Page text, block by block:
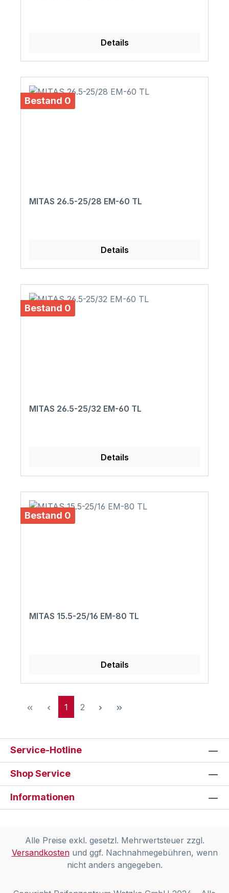
Details
Bestand 0
MITAS 26.5-25/28 EM-60 TL
Details
Bestand 0
MITAS 26.5-25/32 EM-60 TL
Details
Bestand 0
MITAS 15.5-25/16 EM-80 TL
Details
Seite
1 Seite
2
Service-Hotline
Shop Service
Informationen
Alle Preise exkl. gesetzl. Mehrwertsteuer zzgl.
Versandkostenund ggf. Nachnahmegebühren, wenn
nicht anders angegeben.